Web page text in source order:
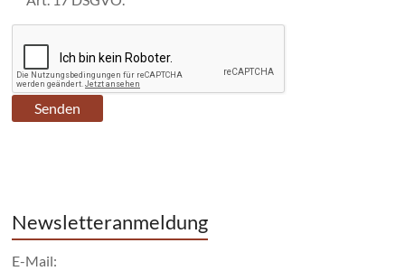
Newsletteranmeldung
E-Mail: